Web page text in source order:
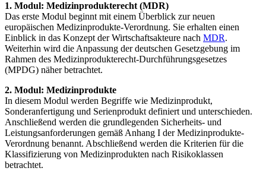
1. Modul: Medizinprodukterecht (MDR)
Das erste Modul beginnt mit einem Überblick zur neuen
europäischen Medizinprodukte-Verordnung. Sie erhalten einen
Einblick in das Konzept der Wirtschaftsakteure nach MDR.
Weiterhin wird die Anpassung der deutschen Gesetzgebung im
Rahmen des Medizinprodukterecht-Durchführungsgesetzes
(MPDG) näher betrachtet.
2. Modul: Medizinprodukte
In diesem Modul werden Begriffe wie Medizinprodukt,
Sonderanfertigung und Serienprodukt definiert und unterschieden.
Anschließend werden die grundlegenden Sicherheits- und
Leistungsanforderungen gemäß Anhang I der Medizinprodukte-
Verordnung benannt. Abschließend werden die Kriterien für die
Klassifizierung von Medizinprodukten nach Risikoklassen
betrachtet.